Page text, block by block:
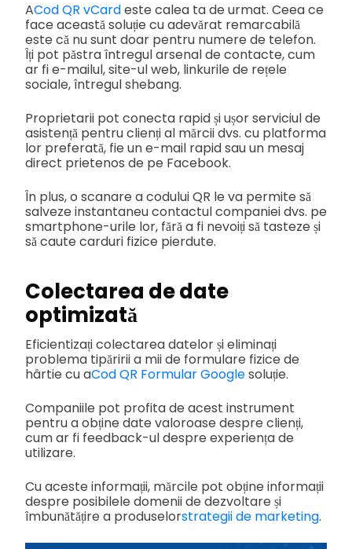
ACod QR vCardeste calea ta de urmat. Ceea ce
face această soluție cu adevărat remarcabilă
este că nu sunt doar pentru numere de telefon.
Îți pot păstra întregul arsenal de contacte, cum
ar fi e-mailul, site-ul web, linkurile de rețele
sociale, întregul shebang.
Proprietarii pot conecta rapid și ușor serviciul de
asistență pentru clienți al mărcii dvs. cu platforma
lor preferată, fie un e-mail rapid sau un mesaj
direct prietenos de pe Facebook.
În plus, o scanare a codului QR le va permite să
salveze instantaneu contactul companiei dvs. pe
smartphone-urile lor, fără a fi nevoiți să tasteze și
să caute carduri fizice pierdute.
Colectarea de date
optimizată
Eficientizați colectarea datelor și eliminați
problema tipăririi a mii de formulare fizice de
hârtie cu aCod QR Formular Googlesoluție.
Companiile pot profita de acest instrument
pentru a obține date valoroase despre clienți,
cum ar fi feedback-ul despre experiența de
utilizare.
Cu aceste informații, mărcile pot obține informații
despre posibilele domenii de dezvoltare și
îmbunătățire a produselorstrategii de marketing.